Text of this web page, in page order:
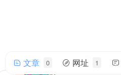
netqyq
文章 0 网址 1